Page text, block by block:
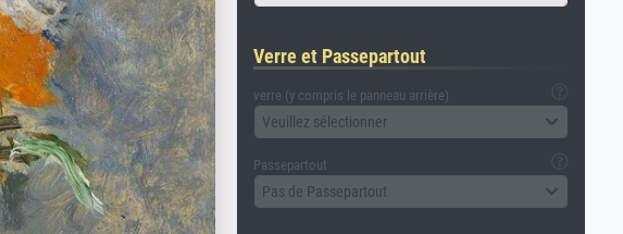
Verre et Passepartout
verre (y compris le panneau arrière)
Veuillez sélectionner
Passepartout
Pas de Passepartout